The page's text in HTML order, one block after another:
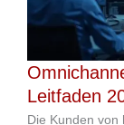
Leitfaden
Die Kunden